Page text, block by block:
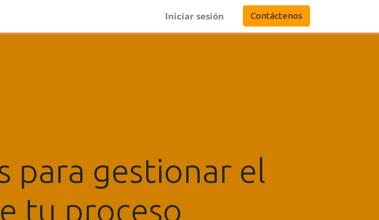
Iniciar sesión Contáctenos
para gestionar el
tu proceso